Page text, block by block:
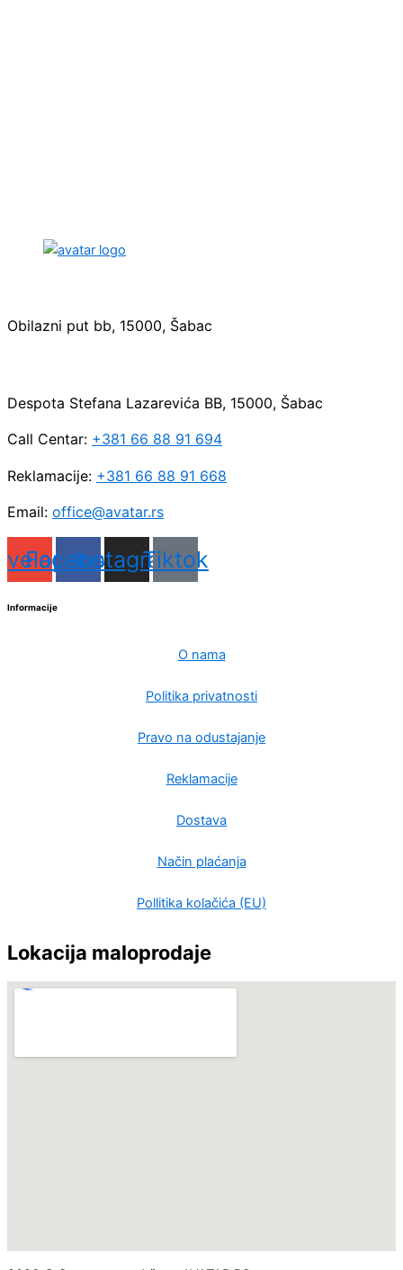
Obilazni put bb, 15000, Šabac
Despota Stefana Lazarevića BB, 15000, Šabac
Call Centar: +381 66 88 91 694
Reklamacije: +381 66 88 91 668
Email: office@avatar.rs
Facebook
Instagram
Tiktok
Informacije
O nama
Politika privatnosti
Pravo na odustajanje
Reklamacije
Dostava
Način plaćanja
Pollitika kolačića (EU)
Lokacija maloprodaje